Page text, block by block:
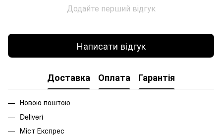
Додайте перший відгук
Написати відгук
Доставка Оплата Гарантія
Новою поштою
Deliveri
Міст Експрес